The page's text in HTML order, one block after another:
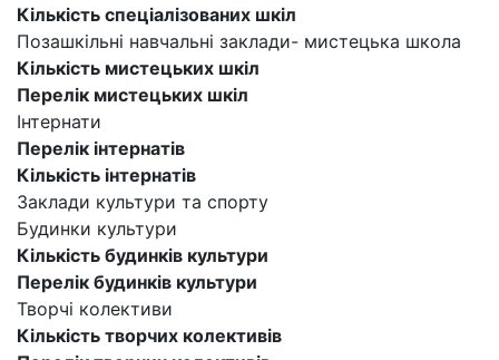
Кількість спеціалізованих шкіл
Позашкільні навчальні заклади- мистецька школа
Кількість мистецьких шкіл
Перелік мистецьких шкіл
Інтернати
Перелік інтернатів
Кількість інтернатів
Заклади культури та спорту
Будинки культури
Кількість будинків культури
Перелік будинків культури
Творчі колективи
Кількість творчих колективів